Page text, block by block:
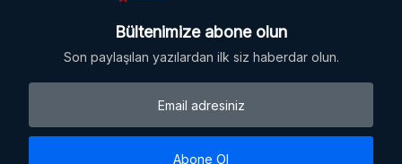
Bültenimize abone olun
Son paylaşılan yazılardan ilk siz haberdar olun.
Abone Ol